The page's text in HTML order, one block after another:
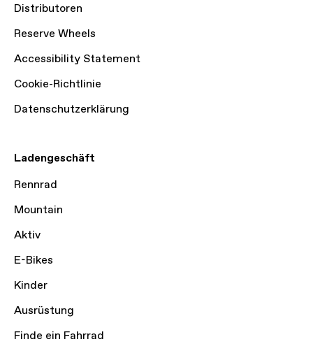
Distributoren
Reserve Wheels
Accessibility Statement
Cookie-Richtlinie
Datenschutzerklärung
Ladengeschäft
Rennrad
Mountain
Aktiv
E-Bikes
Kinder
Ausrüstung
Finde ein Fahrrad